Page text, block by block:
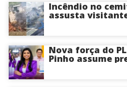
Incêndio no
assusta
Nova força do
Pinho assume